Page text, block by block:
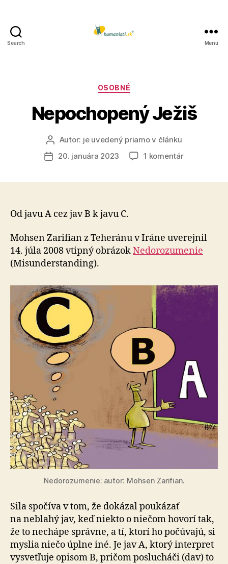
Search Menu
Kategórie
OSOBNÉ
Nepochopený Ježiš
Autor
článku
Autor: je uvedený priamo v článku
Dátum
20. januára 2023 1 komentárna
Od javu A cez jav B k javu C.
Mohsen Zarifian z Teheránu v Iráne uverejnil
14. júla 2008 vtipný obrázokNedorozumenie
(Misunderstanding).
Nedorozumenie; autor: Mohsen Zarifian.
Sila spočíva v tom, že dokázal poukázať
na neblahý jav, keď niekto o niečom hovorí tak,
že to nechápe správne, a tí, ktorí ho počúvajú, si
myslia niečo úplne iné. Je jav A, ktorý interpret
vysvetľuje opisom B, pričom poslucháči (dav) to